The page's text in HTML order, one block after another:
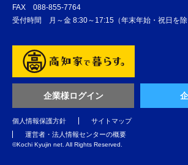
FAX 088-855-7764
受付時間 月～金 8:30～17:15（年末年始・祝日を除
企業様ログイン
個人情報保護方針
サイトマップ
運営者・法人情報センターの概要
©️Kochi Kyujin net. All Rights Reserved.